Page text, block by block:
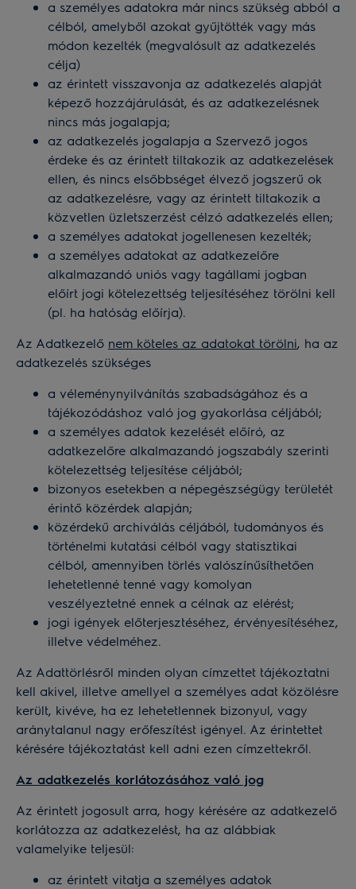
a személyes adatokra már nincs szükség abból a
célból, amelyből azokat gyűjtötték vagy más
módon kezelték (megvalósult az adatkezelés
célja)
az érintett visszavonja az adatkezelés alapját
képező hozzájárulását, és az adatkezelésnek
nincs más jogalapja;
az adatkezelés jogalapja a Szervező jogos
érdeke és az érintett tiltakozik az adatkezelések
ellen, és nincs elsőbbséget élvező jogszerű ok
az adatkezelésre, vagy az érintett tiltakozik a
közvetlen üzletszerzést célzó adatkezelés ellen;
a személyes adatokat jogellenesen kezelték;
a személyes adatokat az adatkezelőre
alkalmazandó uniós vagy tagállami jogban
előírt jogi kötelezettség teljesítéséhez törölni kell
(pl. ha hatóság előírja).
Az Adatkezelő nem köteles az adatokat törölni, ha az
adatkezelés szükséges
a véleménynyilvánítás szabadságához és a
tájékozódáshoz való jog gyakorlása céljából;
a személyes adatok kezelését előíró, az
adatkezelőre alkalmazandó jogszabály szerinti
kötelezettség teljesítése céljából;
bizonyos esetekben a népegészségügy területét
érintő közérdek alapján;
közérdekű archiválás céljából, tudományos és
történelmi kutatási célból vagy statisztikai
célból, amennyiben törlés valószínűsíthetően
lehetetlenné tenné vagy komolyan
veszélyeztetné ennek a célnak az elérést;
jogi igények előterjesztéséhez, érvényesítéséhez,
illetve védelméhez.
Az Adattörlésről minden olyan címzettet tájékoztatni
kell akivel, illetve amellyel a személyes adat közölésre
került, kivéve, ha ez lehetetlennek bizonyul, vagy
aránytalanul nagy erőfeszítést igényel. Az érintettet
kérésére tájékoztatást kell adni ezen címzettekről.
Az adatkezelés korlátozásához való jog
Az érintett jogosult arra, hogy kérésére az adatkezelő
korlátozza az adatkezelést, ha az alábbiak
valamelyike teljesül:
az érintett vitatja a személyes adatok